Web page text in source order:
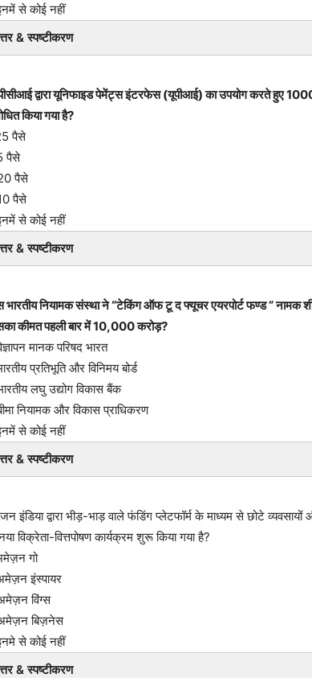
से कोई नहीं
& स्पष्टीकरण
द्वारा यूनिफाइड पेमेंट्स इंटरफेस (यूपीआई) का उपयोग करते हुए
किया गया है?
पैसे
पैसे
पैसे
पैसे
से कोई नहीं
& स्पष्टीकरण
भारतीय नियामक संस्था ने “टेकिंग ऑफ टू द फ्यूचर एयरपोर्ट फण्ड ” नामक
कीमत पहली बार में 10,000 करोड़?
मानक परिषद भारत
प्रतिभूति और विनिमय बोर्ड
लघु उद्योग विकास बैंक
नियामक और विकास प्राधिकरण
से कोई नहीं
& स्पष्टीकरण
इंडिया द्वारा भीड़-भाड़ वाले फंडिंग प्लेटफॉर्म के माध्यम से छोटे
विक्रेता-वित्तपोषण कार्यक्रम शुरू किया गया है?
गो
इंस्पायर
विंग्स
बिज़नेस
से कोई नहीं
& स्पष्टीकरण